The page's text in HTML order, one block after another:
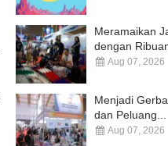
Meramaikan
dengan
Aug 07, 2026
Menjadi
dan Peluang...
Aug 07, 2026